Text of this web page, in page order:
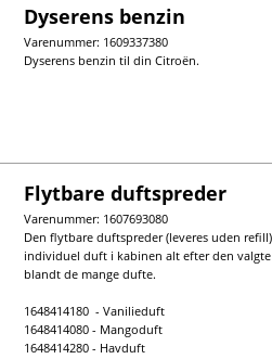
Dyserens benzin
Varenummer: 1609337380
Dyserens benzin til din Citroën.
Flytbare duftspreder
Varenummer: 1607693080
Den flytbare duftspreder (leveres uden
individuel duft i kabinen alt efter den
blandt de mange dufte.
1648414180 - Vanilieduft
1648414080 - Mangoduft
1648414280 - Havduft